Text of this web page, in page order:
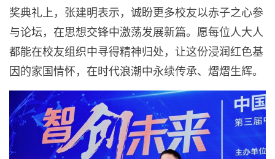
奖典礼上，张建明表示，诚盼更多校友以赤子之心参
与论坛，在思想交锋中激荡发展新篇。愿每位人大人
都能在校友组织中寻得精神归处，让这份浸润红色基
因的家国情怀，在时代浪潮中永续传承、熠熠生辉。